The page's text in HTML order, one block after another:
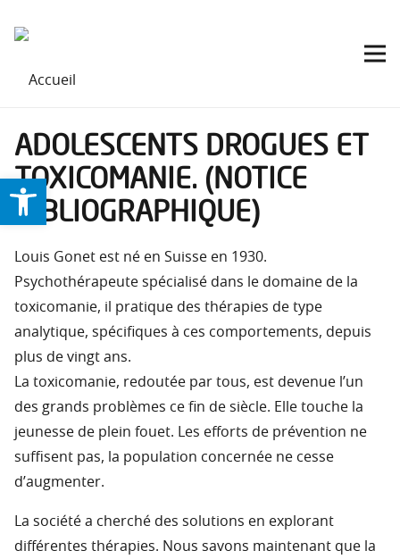
Ouvrir la barre d’outils
ADOLESCENTS DROGUES ET
TOXICOMANIE. (NOTICE
BIBLIOGRAPHIQUE)
Louis Gonet est né en Suisse en 1930.
Psychothérapeute spécialisé dans le domaine de la
toxicomanie, il pratique des thérapies de type
analytique, spécifiques à ces comportements, depuis
plus de vingt ans.
La toxicomanie, redoutée par tous, est devenue l’un
des grands problèmes ce fin de siècle. Elle touche la
jeunesse de plein fouet. Les efforts de prévention ne
suffisent pas, la population concernée ne cesse
d’augmenter.
La société a cherché des solutions en explorant
différentes thérapies. Nous savons maintenant que la